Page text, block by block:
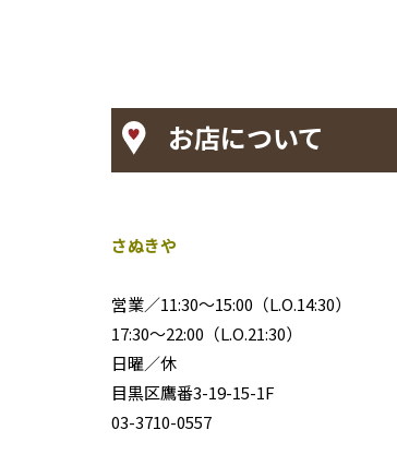
お店について
さぬきや
営業／11:30～15:00（L.O.14:30）
17:30～22:00（L.O.21:30）
日曜／休
目黒区鷹番3-19-15-1F
03-3710-0557